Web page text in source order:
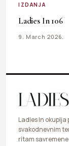
IZDANJA
Ladies In 106
9. March 2026.
Ladies In okuplja
svakodnevnim
ritam savremene